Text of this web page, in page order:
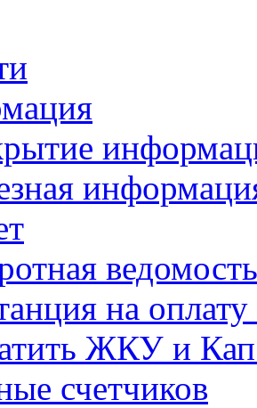
ведомость
на
ЖКУ и
счетчиков